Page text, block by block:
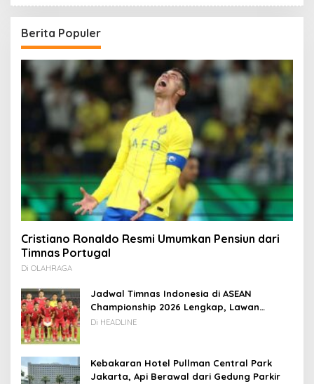
Berita Populer
Cristiano Ronaldo Resmi Umumkan Pensiun dari
Timnas Portugal
Di OLAHRAGA
Jadwal Timnas Indonesia di ASEAN
Championship 2026 Lengkap, Lawan
Kamboja hingga Vietnam
Di HEADLINE
Kebakaran Hotel Pullman Central Park
Jakarta, Api Berawal dari Gedung Parkir